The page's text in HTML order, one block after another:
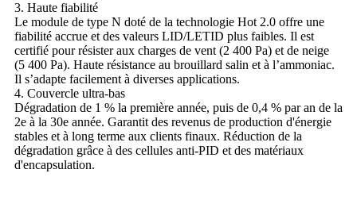
3. Haute fiabilité
Le module de type N doté de la technologie Hot 2.0 offre une
fiabilité accrue et des valeurs LID/LETID plus faibles. Il est
certifié pour résister aux charges de vent (2 400 Pa) et de neige
(5 400 Pa). Haute résistance au brouillard salin et à l’ammoniac.
Il s’adapte facilement à diverses applications.
4. Couvercle ultra-bas
Dégradation de 1 % la première année, puis de 0,4 % par an de la
2e à la 30e année. Garantit des revenus de production d'énergie
stables et à long terme aux clients finaux. Réduction de la
dégradation grâce à des cellules anti-PID et des matériaux
d'encapsulation.